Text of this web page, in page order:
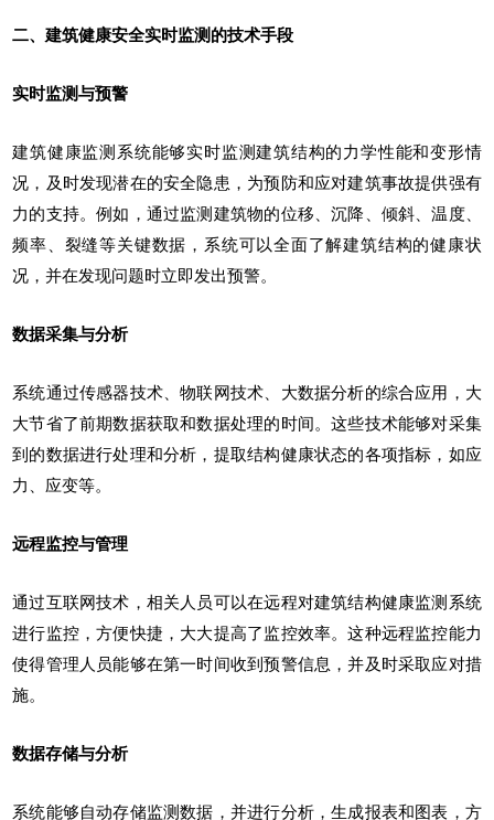
二、建筑健康安全实时监测的技术手段
实时监测与预警
建筑健康监测系统能够实时监测建筑结构的力学性能和变形情
况，及时发现潜在的安全隐患，为预防和应对建筑事故提供强有
力的支持。例如，通过监测建筑物的位移、沉降、倾斜、温度、
频率、裂缝等关键数据，系统可以全面了解建筑结构的健康状
况，并在发现问题时立即发出预警。
数据采集与分析
系统通过传感器技术、物联网技术、大数据分析的综合应用，大
大节省了前期数据获取和数据处理的时间。这些技术能够对采集
到的数据进行处理和分析，提取结构健康状态的各项指标，如应
力、应变等。
远程监控与管理
通过互联网技术，相关人员可以在远程对建筑结构健康监测系统
进行监控，方便快捷，大大提高了监控效率。这种远程监控能力
使得管理人员能够在第一时间收到预警信息，并及时采取应对措
施。
数据存储与分析
系统能够自动存储监测数据，并进行分析，生成报表和图表，方